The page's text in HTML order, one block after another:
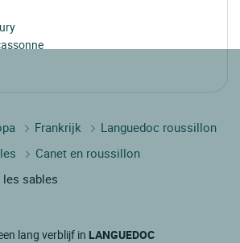
Frankrijk
Languedoc roussillon
Canet en roussillon
sables
lang verblijf in LANGUEDOC